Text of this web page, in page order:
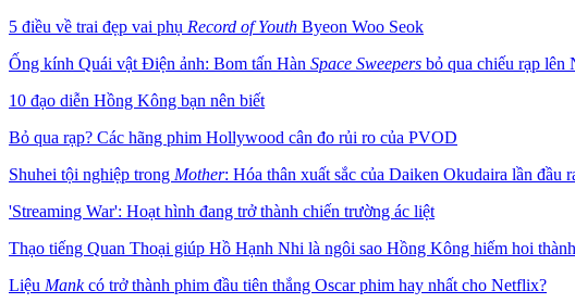
5 điều về trai đẹp vai phụ Record of Youth Byeon Woo Seok
Ống kính Quái vật Điện ảnh: Bom tấn Hàn Space Sweepers bỏ qua chiếu rạp lên
10 đạo diễn Hồng Kông bạn nên biết
Bỏ qua rạp? Các hãng phim Hollywood cân đo rủi ro của PVOD
Shuhei tội nghiệp trong Mother: Hóa thân xuất sắc của Daiken Okudaira lần đầu
'Streaming War': Hoạt hình đang trở thành chiến trường ác liệt
Thạo tiếng Quan Thoại giúp Hồ Hạnh Nhi là ngôi sao Hồng Kông hiếm hoi
Liệu Mankcó trở thành phim đầu tiên thắng Oscar phim hay nhất cho Netflix?